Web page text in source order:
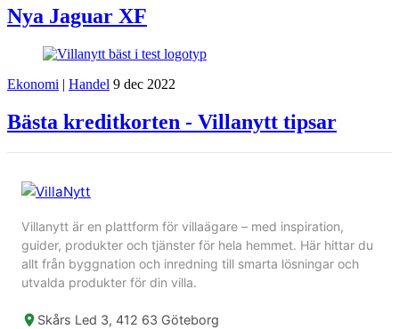
Nya Jaguar XF
Ekonomi | Handel 9 dec 2022
Bästa kreditkorten - Villanytt tipsar
Villanytt är en plattform för villaägare – med inspiration,
guider, produkter och tjänster för hela hemmet. Här hittar du
allt från byggnation och inredning till smarta lösningar och
utvalda produkter för din villa.
Skårs Led 3, 412 63 Göteborg